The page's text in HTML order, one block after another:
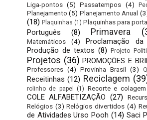
Liga-pontos (5) Passatempos (4)
Planejamento (5) Planejamento Anual
(18) Plaquinhas (1) Plaquinhas para
Português (8) Primavera
Matemáticos
(4) Proclamação da
Produção de textos (8) Projeto
Projetos (36) PROMOÇÕES E
Professores (4) Provinha Brasil (3)
Receitinhas (12) Reciclagem
rolinho de papel
(1) Recorte e colagem
COLE ALFABETIZAÇÃO (27)
Relógios (3) Relógios divertidos (4)
de Atividades Urso Pooh (14) Saci